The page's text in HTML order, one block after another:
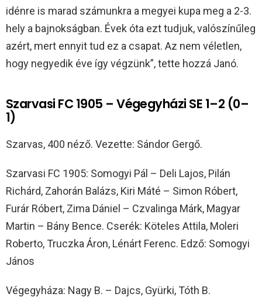
idénre is marad számunkra a megyei kupa meg a 2-3.
hely a bajnokságban. Évek óta ezt tudjuk, valószínűleg
azért, mert ennyit tud ez a csapat. Az nem véletlen,
hogy negyedik éve így végzünk”, tette hozzá Janó.
Szarvasi FC 1905 – Végegyházi SE 1–2 (0–
1)
Szarvas, 400 néző. Vezette: Sándor Gergő.
Szarvasi FC 1905: Somogyi Pál – Deli Lajos, Pilán
Richárd, Zahorán Balázs, Kiri Máté – Simon Róbert,
Furár Róbert, Zima Dániel – Czvalinga Márk, Magyar
Martin – Bány Bence. Cserék: Köteles Attila, Moleri
Roberto, Truczka Áron, Lénárt Ferenc. Edző: Somogyi
János
Végegyháza: Nagy B. – Dajcs, Gyürki, Tóth B.